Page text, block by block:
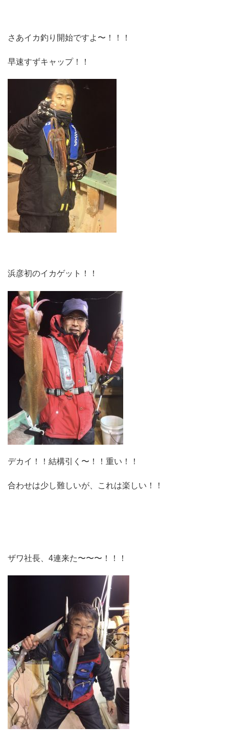
さあイカ釣り開始ですよ〜！！！
早速すずキャップ！！
浜彦初のイカゲット！！
デカイ！！結構引く〜！！重い！！
合わせは少し難しいが、これは楽しい！！
ザワ社長、4連来た〜〜〜！！！